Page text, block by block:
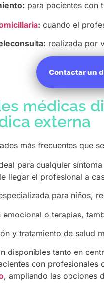
para pacientes con
: cuando el
realizada por
Contactar un
médicas
externa
más frecuentes que
para cualquier
llegar el profesional a
para niños,
emocional o terapias,
y tratamiento de salud
disponibles tanto en
con profesionales
, ampliando las opciones